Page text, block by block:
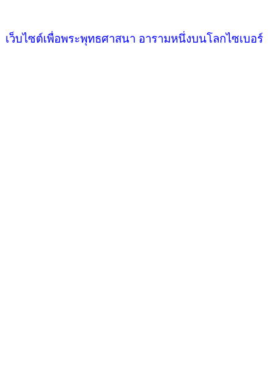
เว็บไซต์เพื่อพระพุทธศาสนา อารามหนึ่งบนโลกไซเบอร์